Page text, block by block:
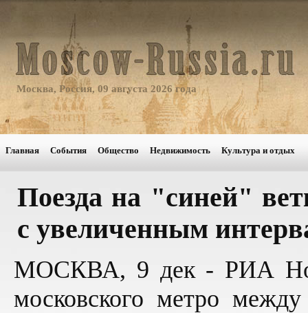
Москва, Россия, 09 августа 2026 года
Главная События Общество Недвижимость Культура и отдых
Поезда на "синей"
с увеличенным
МОСКВА, 9 дек - РИА
московского метро